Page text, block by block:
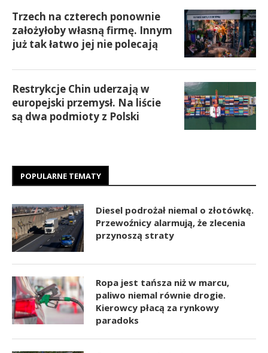
Trzech na czterech ponownie
założyłoby własną firmę. Innym
już tak łatwo jej nie polecają
Restrykcje Chin uderzają w
europejski przemysł. Na liście
są dwa podmioty z Polski
POPULARNE TEMATY
Diesel podrożał niemal o złotówkę.
Przewoźnicy alarmują, że zlecenia
przynoszą straty
Ropa jest tańsza niż w marcu,
paliwo niemal równie drogie.
Kierowcy płacą za rynkowy
paradoks